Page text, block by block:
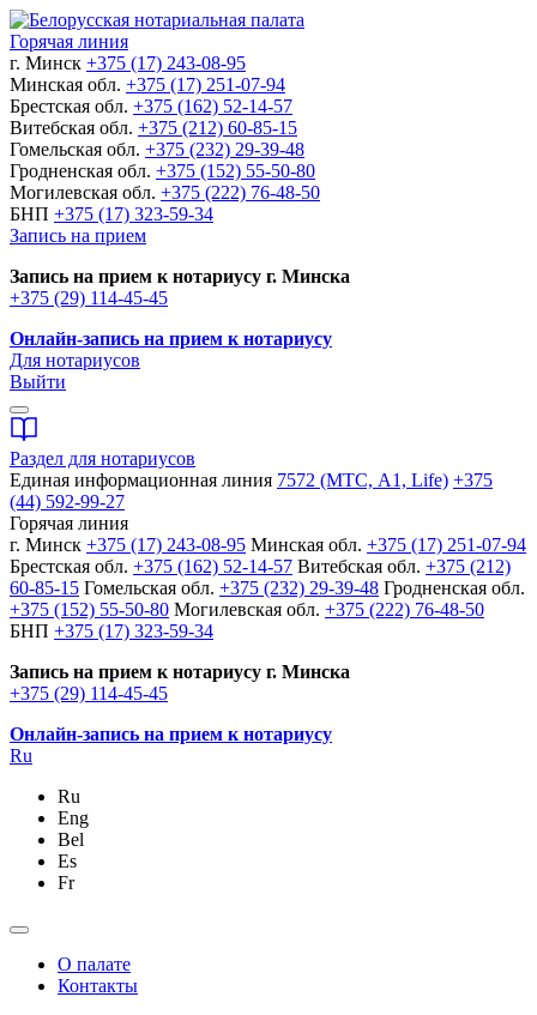
Горячая линия
г. Минск +375 (17) 243-08-95
Минская обл. +375 (17) 251-07-94
Брестская обл. +375 (162) 52-14-57
Витебская обл. +375 (212) 60-85-15
Гомельская обл. +375 (232) 29-39-48
Гродненская обл. +375 (152) 55-50-80
Могилевская обл. +375 (222) 76-48-50
БНП +375 (17) 323-59-34
Запись на прием
Запись на прием к нотариусу г. Минска
+375 (29) 114-45-45
Онлайн-запись на прием к нотариусу
Для нотариусов
Выйти
Раздел для нотариусов
Единая информационная линия 7572 (МТС, A1, Life) +375
(44) 592-99-27
Горячая линия
г. Минск +375 (17) 243-08-95 Минская обл. +375 (17) 251-07-94
Брестская обл. +375 (162) 52-14-57 Витебская обл. +375 (212)
60-85-15 Гомельская обл. +375 (232) 29-39-48 Гродненская обл.
+375 (152) 55-50-80 Могилевская обл. +375 (222) 76-48-50
БНП +375 (17) 323-59-34
Запись на прием к нотариусу г. Минска
+375 (29) 114-45-45
Онлайн-запись на прием к нотариусу
Ru
Ru
Eng
Bel
Es
Fr
О палате
Контакты